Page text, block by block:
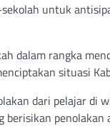
untuk
dalam rangka
situasi
dari pelajar di